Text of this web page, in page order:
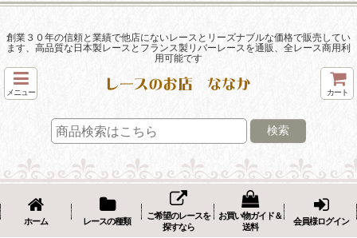
創業３０年の信頼と業績で他店にないレースとリーズナブルな価格で販売してい
ます、高品質な日本製レースとフランス製リバーレースを通販、全レース商用利
用可能です
メニュー カート
検索
ホーム レースの種類
ご希望のレースを
探すなら
お買い物ガイド＆
送料
会員様ログイン